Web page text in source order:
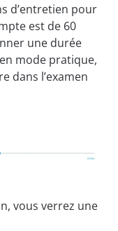
d’entretien pour
est de 60
une durée
mode pratique,
dans l’examen
vous verrez une